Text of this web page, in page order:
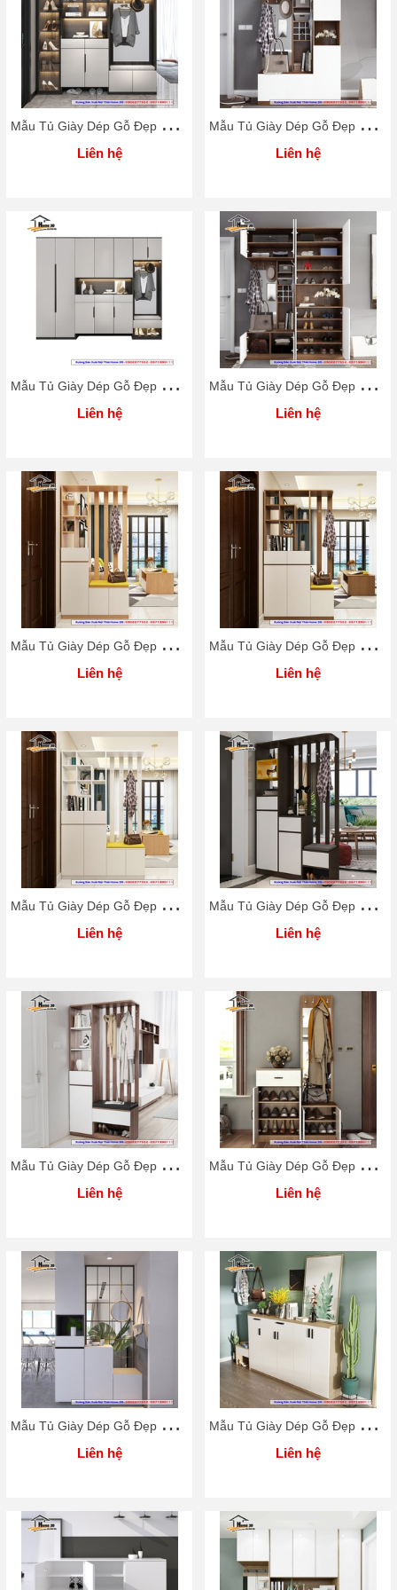
M
ẫu Tủ Giày Dép Gỗ Đẹp Rẻ Home 3D
Liên hệ
M
ẫu Tủ Giày Dép Gỗ Đẹp Rẻ Home 3D
Liên hệ
M
ẫu Tủ Giày Dép Gỗ Đẹp Rẻ Home 3D
Liên hệ
M
ẫu Tủ Giày Dép Gỗ Đẹp Rẻ Home 3D
Liên hệ
M
ẫu Tủ Giày Dép Gỗ Đẹp Rẻ Home 3D
Liên hệ
M
ẫu Tủ Giày Dép Gỗ Đẹp Rẻ Home 3D
Liên hệ
M
ẫu Tủ Giày Dép Gỗ Đẹp Rẻ Home 3D
Liên hệ
M
ẫu Tủ Giày Dép Gỗ Đẹp Rẻ Home 3D
Liên hệ
M
ẫu Tủ Giày Dép Gỗ Đẹp Rẻ Home 3D
Liên hệ
M
ẫu Tủ Giày Dép Gỗ Đẹp Rẻ Home 3D
Liên hệ
M
ẫu Tủ Giày Dép Gỗ Đẹp Rẻ Home 3D
Liên hệ
M
ẫu Tủ Giày Dép Gỗ Đẹp Rẻ Home 3D
Liên hệ